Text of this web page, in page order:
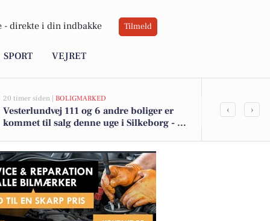
- direkte i din indbakke Tilmeld
SPORT VEJRET
20 timer siden | BOLIGMARKED
Vesterlundvej 111 og 6 andre boliger er
kommet til salg denne uge i Silkeborg - se
Top 6 over
‹ ›